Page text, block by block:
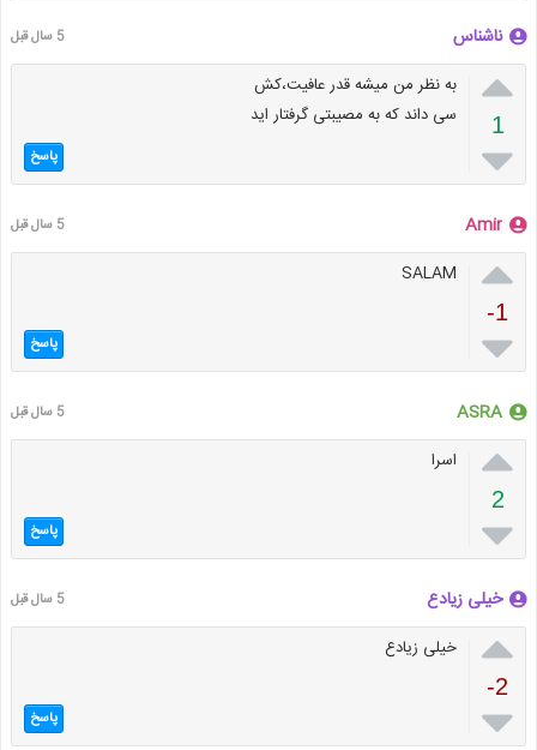
ناشناس 5 سال قبل

1

به نظر من میشه قدر عافیت،کش
سی داند که به مصیبتی گرفتار اید
پاسخ
Amir 5 سال قبل

-1

SALAM
پاسخ
ASRA 5 سال قبل

2

اسرا
پاسخ
خیلی زیادع 5 سال قبل

-2

خیلی زیادع
پاسخ